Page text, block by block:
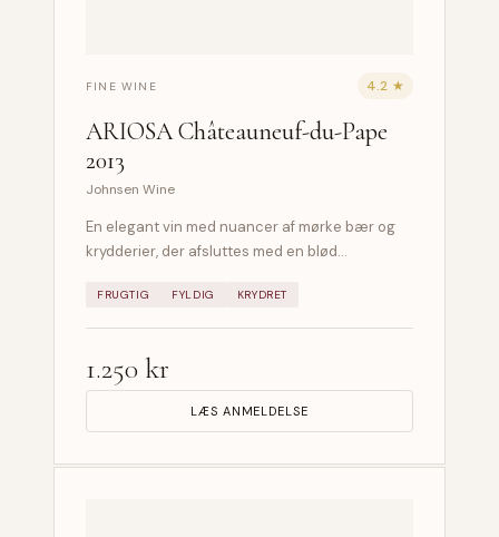
FINE WINE 4.2 ★
ARIOSA Châteauneuf-du-Pape
2013
Johnsen Wine
En elegant vin med nuancer af mørke bær og
krydderier, der afsluttes med en blød…
FRUGTIG FYLDIG KRYDRET
1.250 kr
LÆS ANMELDELSE